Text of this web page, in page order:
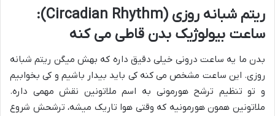
ریتم شبانه روزی (Circadian Rhythm):
ساعت بیولوژیک بدن قاطی می کنه
بدن ما یه ساعت درونی خیلی دقیق داره که بهش میگن ریتم شبانه
روزی. این ساعت مشخص می کنه کی باید بیدار باشیم و کی بخوابیم
و تو تنظیم ترشح هورمونی به اسم ملاتونین نقش مهمی داره.
ملاتونین همون هورمونیه که وقتی هوا تاریک میشه، ترشحش شروع